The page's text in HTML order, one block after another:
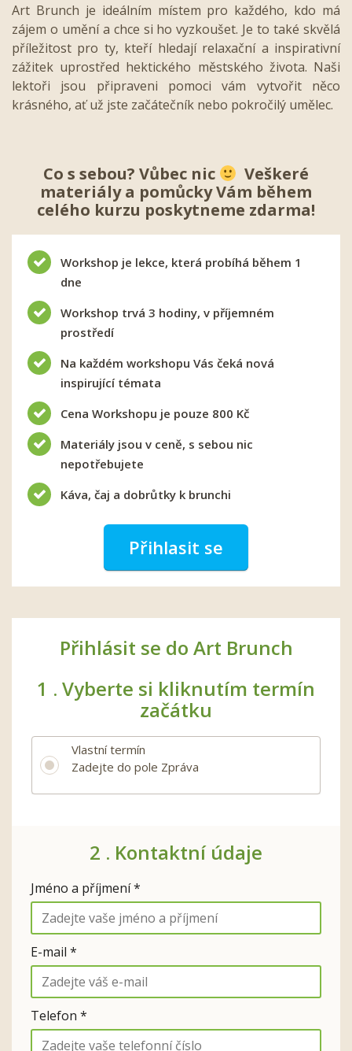
Art Brunch je ideálním místem pro každého, kdo má
zájem o umění a chce si ho vyzkoušet. Je to také skvělá
příležitost pro ty, kteří hledají relaxační a inspirativní
zážitek uprostřed hektického městského života. Naši
lektoři jsou připraveni pomoci vám vytvořit něco
krásného, ať už jste začátečník nebo pokročilý umělec.
Co s sebou? Vůbec nic
Veškeré
materiály a pomůcky Vám během
celého kurzu poskytneme zdarma!
Workshop je lekce, která probíhá během 1
dne
Workshop trvá 3 hodiny, v příjemném
prostředí
Na každém workshopu Vás čeká nová
inspirující témata
Cena Workshopu je pouze 800 Kč
Materiály jsou v ceně, s sebou nic
nepotřebujete
Káva, čaj a dobrůtky k brunchi
Přihlasit se
Přihlásit se do Art Brunch
1 . Vyberte si kliknutím termín
začátku
Vlastní termín
Zadejte do pole Zpráva
2 . Kontaktní údaje
Jméno a příjmení *
E-mail *
Telefon *